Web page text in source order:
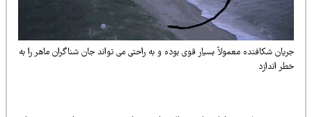
شکافنده معمولاً بسیار قوی بوده و به راحتی می تواند جان شناگران ماهر را به
اندازد